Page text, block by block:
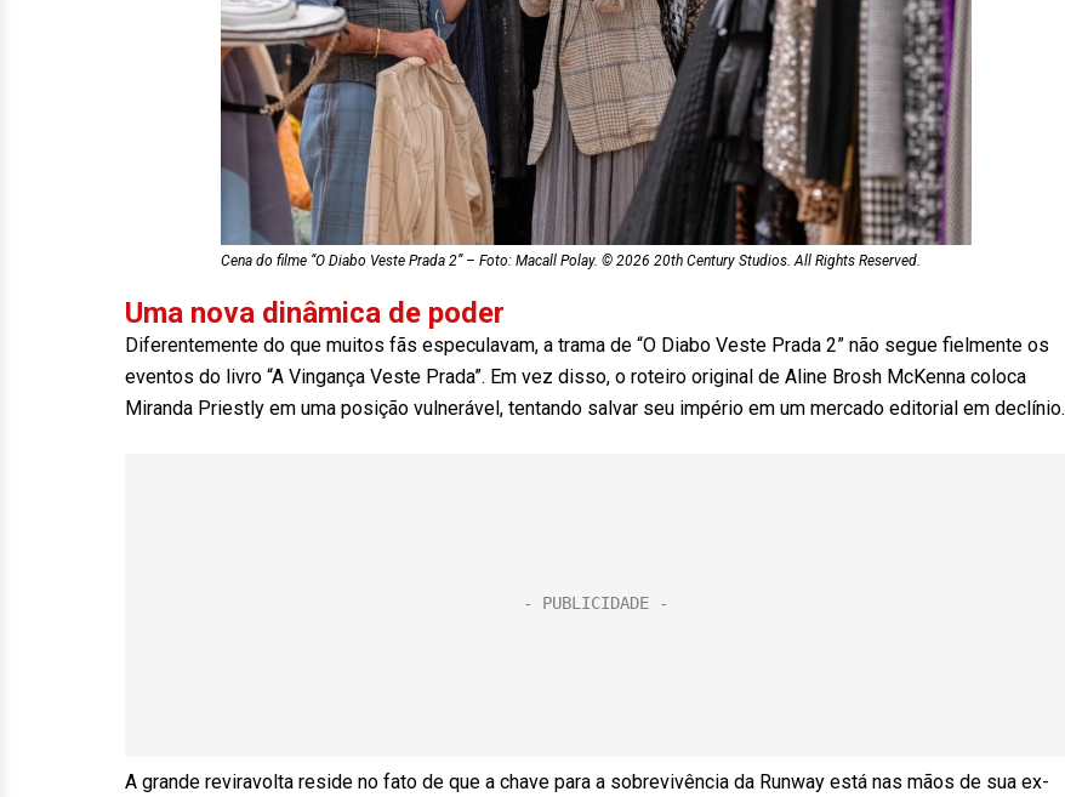
Cena do filme “O Diabo Veste Prada 2” – Foto: Macall Polay. © 2026 20th Century Studios. All Rights Reserved.
Uma nova dinâmica de poder
Diferentemente do que muitos fãs especulavam, a trama de “O Diabo Veste Prada 2” não segue fielmente os
eventos do livro “A Vingança Veste Prada”. Em vez disso, o roteiro original de Aline Brosh McKenna coloca
Miranda Priestly em uma posição vulnerável, tentando salvar seu império em um mercado editorial em declínio.
A grande reviravolta reside no fato de que a chave para a sobrevivência da Runway está nas mãos de sua ex-